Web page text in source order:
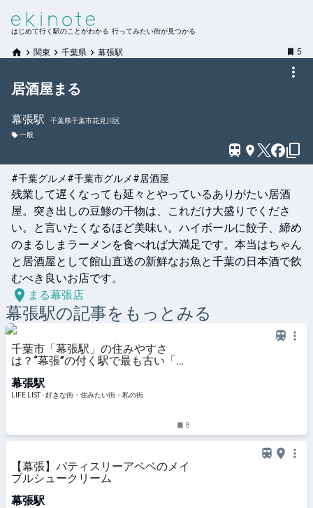
はじめて行く駅のことがわかる 行ってみたい街が見つかる
関東 千葉県 幕張駅 5
居酒屋まる
幕張駅
千葉県千葉市花見川区
一般
#千葉グルメ#千葉市グルメ#居酒屋
残業して遅くなっても延々とやっているありがたい居酒
屋。突き出しの豆鯵の干物は、これだけ大盛りでくださ
い。と言いたくなるほど美味い。ハイボールに餃子、締め
のまるしまラーメンを食べれば大満足です。本当はちゃん
と居酒屋として館山直送の新鮮なお魚と千葉の日本酒で飲
むべき良いお店です。
まる幕張店
幕張駅の記事をもっとみる
千葉市「幕張駅」の住みやすさ
は？“幕張”の付く駅で最も古い「幕
を紹介 - LIFE LIST - 好きな街・住み
たい街・私の街
幕張駅
LIFE LIST - 好きな街・住みたい街・私の街
8
【幕張】パティスリーアベベのメイ
プルシュークリーム
幕張駅